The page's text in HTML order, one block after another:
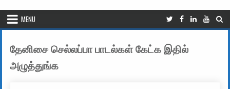
MENU
தேனிசை செல்லப்பா பாடல்கள் கேட்க இதில்
அழுத்துங்க